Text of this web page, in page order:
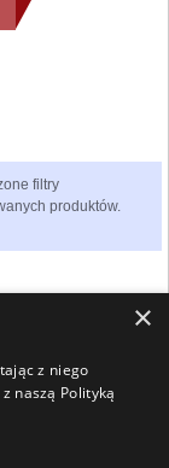
filtry
produktów.
×
z niego
naszą Polityką